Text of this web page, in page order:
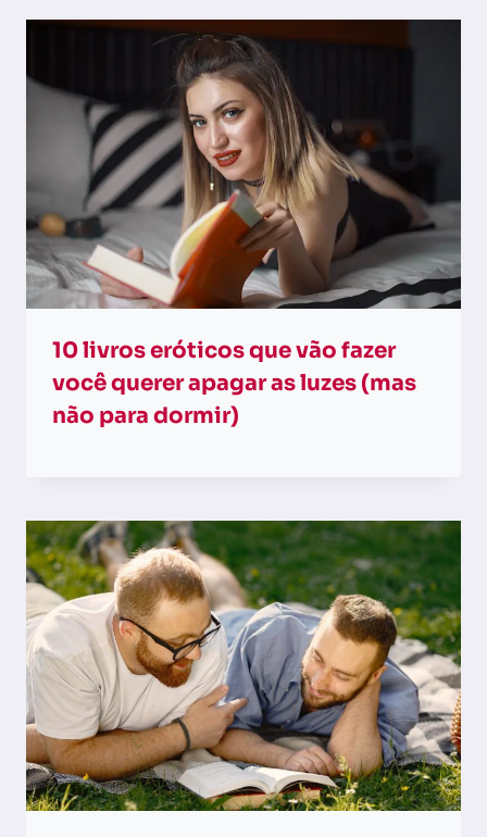
10 livros eróticos que vão fazer
você querer apagar as luzes (mas
não para dormir)